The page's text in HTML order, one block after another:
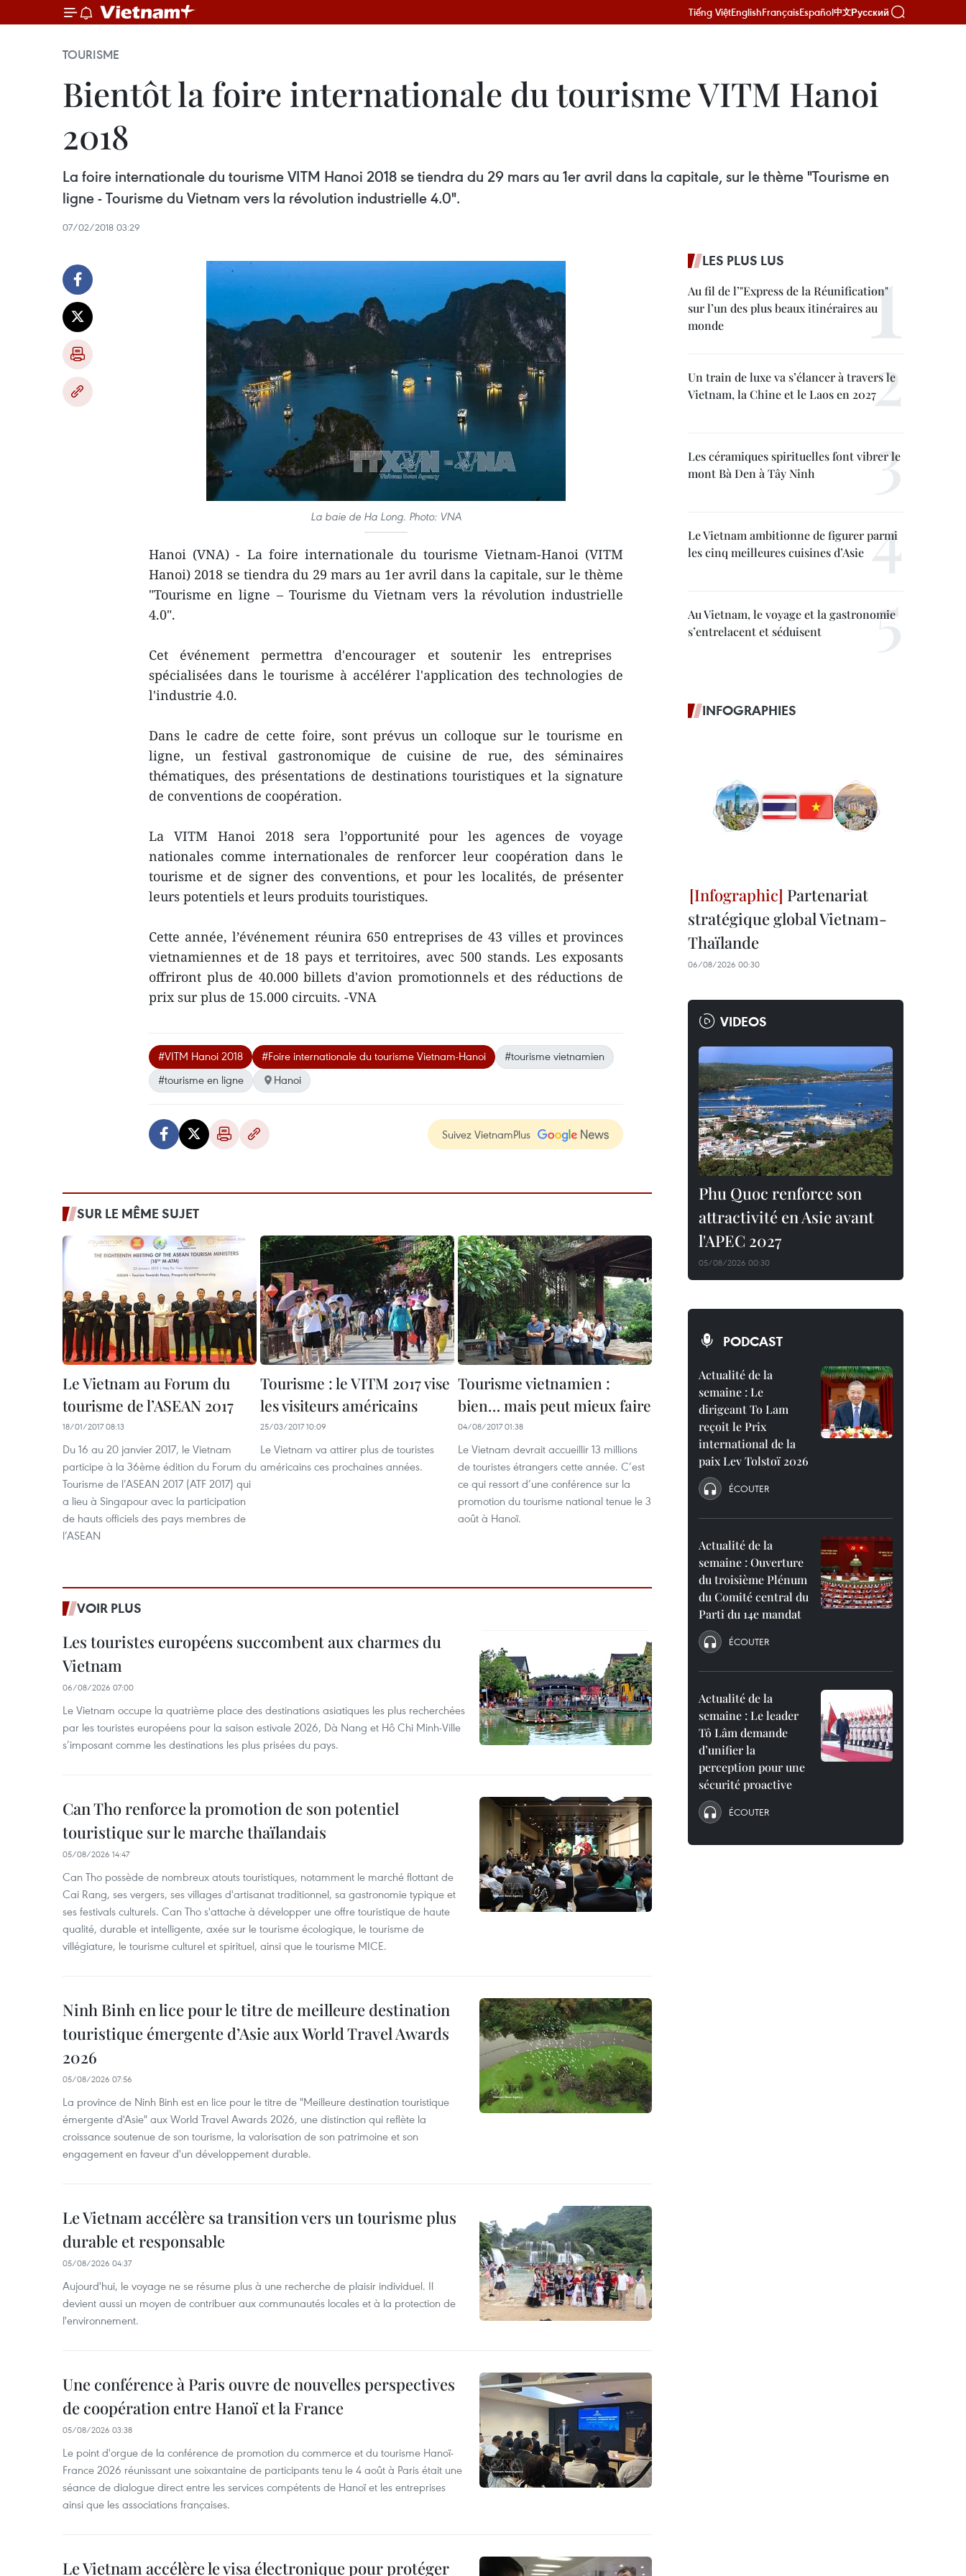
Tiếng ViệtEnglishFrançaisEspañol中文Русский
TOURISME
Bientôt la foire internationale du tourisme VITM Hanoi
2018
La foire internationale du tourisme VITM Hanoi 2018 se tiendra du 29 mars au 1er avril dans la capitale, sur le thème "Tourisme en
ligne - Tourisme du Vietnam vers la révolution industrielle 4.0".
07/02/2018 03:29
La baie de Ha Long. Photo: VNA
Hanoi (VNA) - La foire internationale du tourisme Vietnam-Hanoi (VITM
Hanoi) 2018 se tiendra du 29 mars au 1er avril dans la capitale, sur le thème
"Tourisme en ligne – Tourisme du Vietnam vers la révolution industrielle
4.0".
Cet événement permettra d'encourager et soutenir les entreprises ​
spécialisées dans le tourisme à accélérer l'application des technologies de
l'industrie 4.0.
Dans le cadre de cette foire, ​sont prévus un colloque sur le tourisme en
ligne, un festival gastronomique de cuisine de rue, des séminaires
thématiques, des présentations de destinations touristiques et la signature
de conventions de coopération.
La VITM Hanoi 2018 sera l’opportunité pour les agences de voyage
nationales comme internationales de renforcer leur coopération dans le
tourisme et de signer des conventions, et pour les localités, de présenter
leurs potentiels et leurs produits touristiques.
Cette année, l’événement réunira 650 entreprises de 43 villes et provinces
vietnamiennes et de 18 pays et territoires, avec 500 stands. ​Les exposants
offriront plus de 40.000 billets d'avion promotionnels et des réductions de
prix ​sur plus de 15.000 ​circuits. -VNA
#VITM Hanoi 2018 #Foire internationale du tourisme Vietnam-Hanoi
#tourisme vietnamien
#tourisme en ligne
Hanoi
Suivez VietnamPlus
SUR LE MÊME SUJET
Le Vietnam au Forum du
tourisme de l’ASEAN 2017
18/01/2017 08:13
Du 16 au 20 janvier 2017, le Vietnam
participe à la 36ème édition du Forum du
Tourisme de l’ASEAN 2017 (ATF 2017) qui
a lieu à Singapour avec la participation
de hauts officiels des pays membres de
l’ASEAN
Tourisme : le VITM 2017 vise
les visiteurs américains
25/03/2017 10:09
Le Vietnam va attirer plus de touristes
américains ces prochaines années.
Tourisme vietnamien :
bien… mais peut mieux faire
04/08/2017 01:38
Le Vietnam devrait accueillir 13 millions
de touristes étrangers cette année. C’est
ce qui ressort d’une conférence sur la
promotion du tourisme national tenue le 3
août à Hanoï.
VOIR PLUS
Les touristes européens succombent aux charmes du
Vietnam
06/08/2026 07:00
Le Vietnam occupe la quatrième place des destinations asiatiques les plus recherchées
par les touristes européens pour la saison estivale 2026, Dà Nang et Hô Chi Minh-Ville
s’imposant comme les destinations les plus prisées du pays.
Can Tho renforce la promotion de son potentiel
touristique sur le marche thaïlandais
05/08/2026 14:47
Can Tho possède de nombreux atouts touristiques, notamment le marché flottant de
Cai Rang, ses vergers, ses villages d'artisanat traditionnel, sa gastronomie typique et
ses festivals culturels. Can Tho s'attache à développer une offre touristique de haute
qualité, durable et intelligente, axée sur le tourisme écologique, le tourisme de
villégiature, le tourisme culturel et spirituel, ainsi que le tourisme MICE.
Ninh Binh en lice pour le titre de meilleure destination
touristique émergente d’Asie aux World Travel Awards
2026
05/08/2026 07:56
La province de Ninh Binh est en lice pour le titre de "Meilleure destination touristique
émergente d'Asie" aux World Travel Awards 2026, une distinction qui reflète la
croissance soutenue de son tourisme, la valorisation de son patrimoine et son
engagement en faveur d'un développement durable.
Le Vietnam accélère sa transition vers un tourisme plus
durable et responsable
05/08/2026 04:37
Aujourd'hui, le voyage ne se résume plus à une recherche de plaisir individuel. Il
devient aussi un moyen de contribuer aux communautés locales et à la protection de
l'environnement.
Une conférence à Paris ouvre de nouvelles perspectives
de coopération entre Hanoï et la France
05/08/2026 03:38
Le point d'orgue de la conférence de promotion du commerce et du tourisme Hanoï-
France 2026 réunissant une soixantaine de participants tenu le 4 août à Paris était une
séance de dialogue direct entre les services compétents de Hanoï et les entreprises
ainsi que les associations françaises.
Le Vietnam accélère le visa électronique pour protéger
LES PLUS LUS
Au fil de l’"Express de la Réunification"
sur l’un des plus beaux itinéraires au
monde
Un train de luxe va s’élancer à travers le
Vietnam, la Chine et le Laos en 2027
Les céramiques spirituelles font vibrer le
mont Bà Den à Tây Ninh
Le Vietnam ambitionne de figurer parmi
les cinq meilleures cuisines d’Asie
Au Vietnam, le voyage et la gastronomie
s’entrelacent et séduisent
INFOGRAPHIES
Partenariat
stratégique global Vietnam-
Thaïlande
06/08/2026 00:30
VIDEOS
Phu Quoc renforce son
attractivité en Asie avant
l'APEC 2027
05/08/2026 00:30
PODCAST
Actualité de la
semaine : Le
dirigeant To Lam
reçoit le Prix
international de la
paix Lev Tolstoï 2026
ÉCOUTER
Actualité de la
semaine : Ouverture
du troisième Plénum
du Comité central du
Parti du 14e mandat
ÉCOUTER
Actualité de la
semaine : Le leader
Tô Lâm demande
d’unifier la
perception pour une
sécurité proactive
ÉCOUTER